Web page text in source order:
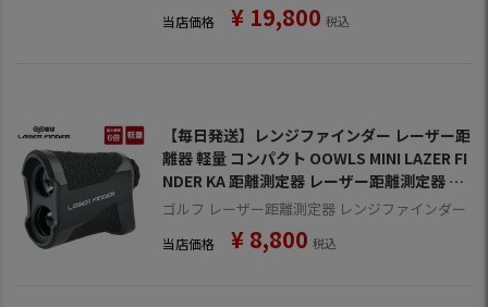
当店価格 ¥ 19,800 税込
【毎日発送】レンジファインダー レーザー距
離器 軽量 コンパクト OOWLS MINI LAZER FI
NDER KA 距離測定器 レーザー距離測定器 JY
PHZ002-KA ゴルフ ジーパーズオリジナルモ
ゴルフ レーザー距離測定器 レンジファインダー
当店価格 ¥ 8,800 税込